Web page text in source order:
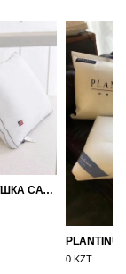
PLANTINUM ПОДУШКА САТИН, ШЕЛК 50Х70
0 KZT